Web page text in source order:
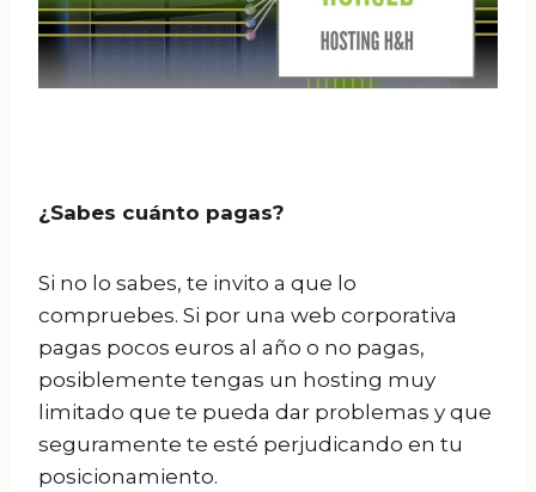
¿Sabes cuánto pagas?
Si no lo sabes, te invito a que lo
compruebes. Si por una web corporativa
pagas pocos euros al año o no pagas,
posiblemente tengas un hosting muy
limitado que te pueda dar problemas y que
seguramente te esté perjudicando en tu
posicionamiento.